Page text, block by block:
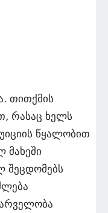
თითქმის
რასაც ხელს
წყალობით
მახეში
შეცდომებს